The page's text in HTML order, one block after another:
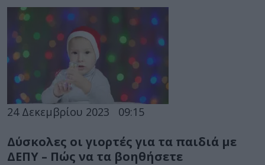
24 Δεκεμβρίου 2023 09:15
Δύσκολες οι γιορτές για τα παιδιά με
ΔΕΠΥ – Πώς να τα βοηθήσετε